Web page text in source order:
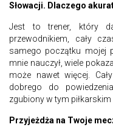
Słowacji. Dlaczego
Jest to trener, który
przewodnikiem, cały
samego początku mojej
mnie nauczył, wiele
może nawet więcej.
dobrego do
zgubiony w tym piłkarskim
Przyjeżdża na Twoje